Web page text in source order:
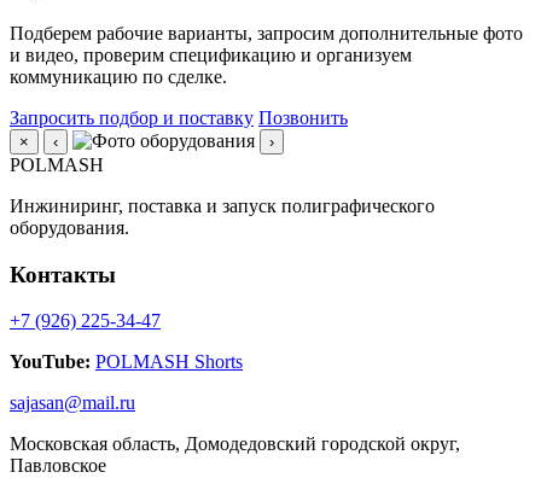
Подберем рабочие варианты, запросим дополнительные фото
и видео, проверим спецификацию и организуем
коммуникацию по сделке.
Запросить подбор и поставку Позвонить
× ‹ ›
POLMASH
Инжиниринг, поставка и запуск полиграфического
оборудования.
Контакты
+7 (926) 225-34-47
YouTube: POLMASH Shorts
sajasan@mail.ru
Московская область, Домодедовский городской округ,
Павловское